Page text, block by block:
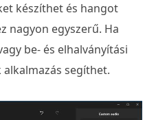
készíthet és hangot
nagyon egyszerű. Ha
be- és elhalványítási
segíthet.